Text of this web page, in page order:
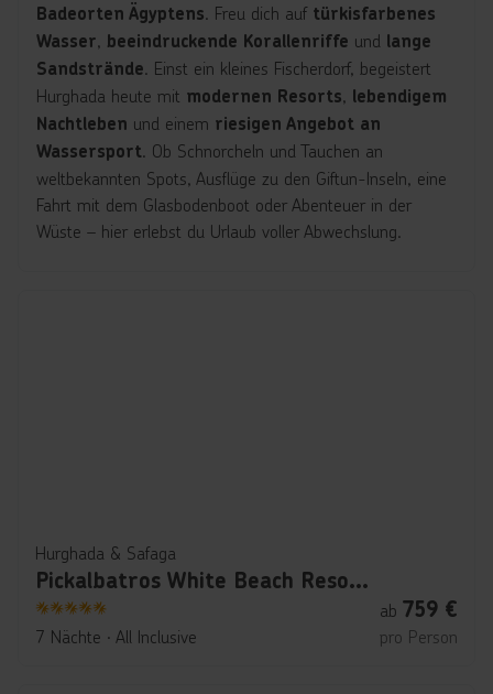
Badeorten Ägyptens. Freu dich auf türkisfarbenes
Wasser, beeindruckende Korallenriffe und lange
Sandstrände. Einst ein kleines Fischerdorf, begeistert
Hurghada heute mit modernen Resorts, lebendigem
Nachtleben und einem riesigen Angebot an
Wassersport. Ob Schnorcheln und Tauchen an
weltbekannten Spots, Ausflüge zu den Giftun-Inseln, eine
Fahrt mit dem Glasbodenboot oder Abenteuer in der
Wüste – hier erlebst du Urlaub voller Abwechslung.
Hurghada & Safaga
Pickalbatros White Beach Resort - Hurghada
5
7 Nächte ∙ All Inclusive
ab 759 €
pro Person